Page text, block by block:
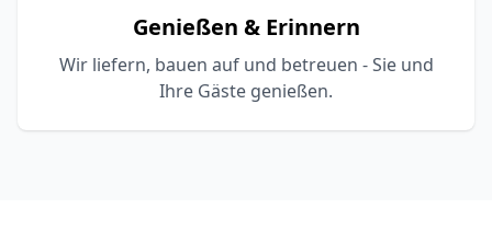
Genießen & Erinnern
Wir liefern, bauen auf und betreuen - Sie und
Ihre Gäste genießen.